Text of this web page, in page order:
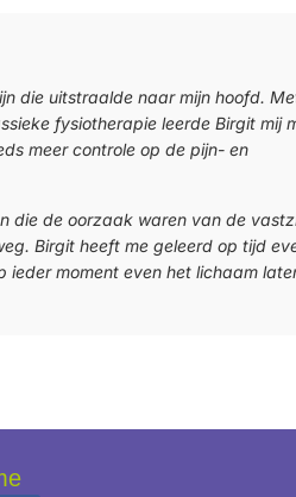
die uitstraalde naar mijn hoofd.
fysiotherapie leerde Birgit mij
meer controle op de pijn- en
die de oorzaak waren van de
Birgit heeft me geleerd op tijd
ieder moment even het lichaam